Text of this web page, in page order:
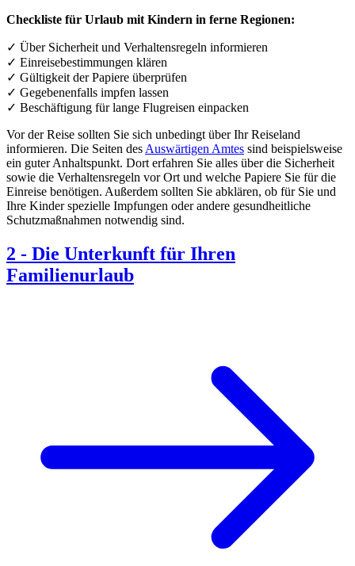
Checkliste für Urlaub mit Kindern in ferne Regionen:
✓ Über Sicherheit und Verhaltensregeln informieren
✓ Einreisebestimmungen klären
✓ Gültigkeit der Papiere überprüfen
✓ Gegebenenfalls impfen lassen
✓ Beschäftigung für lange Flugreisen einpacken
Vor der Reise sollten Sie sich unbedingt über Ihr Reiseland
informieren. Die Seiten des Auswärtigen Amtes sind beispielsweise
ein guter Anhaltspunkt. Dort erfahren Sie alles über die Sicherheit
sowie die Verhaltensregeln vor Ort und welche Papiere Sie für die
Einreise benötigen. Außerdem sollten Sie abklären, ob für Sie und
Ihre Kinder spezielle Impfungen oder andere gesundheitliche
Schutzmaßnahmen notwendig sind.
2 - Die Unterkunft für Ihren
Familienurlaub